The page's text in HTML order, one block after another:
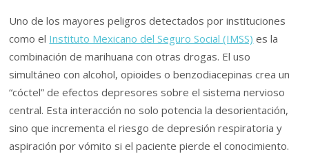
Uno de los mayores peligros detectados por instituciones
como el Instituto Mexicano del Seguro Social (IMSS) es la
combinación de marihuana con otras drogas. El uso
simultáneo con alcohol, opioides o benzodiacepinas crea un
“cóctel” de efectos depresores sobre el sistema nervioso
central. Esta interacción no solo potencia la desorientación,
sino que incrementa el riesgo de depresión respiratoria y
aspiración por vómito si el paciente pierde el conocimiento.